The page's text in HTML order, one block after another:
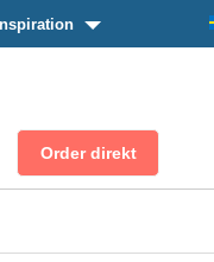
Inspiration